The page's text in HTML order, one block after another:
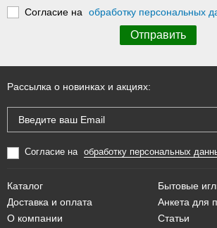
Согласие на обработку персональных
Рассылка о новинках и акциях:
Согласие на обработку персональных
Каталог
Доставка и оплата
О компании
Бытовые
Анкета для
Статьи